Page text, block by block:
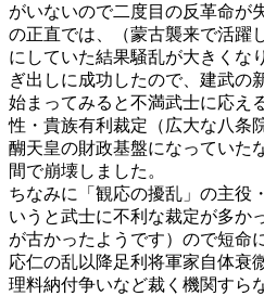
がいないので二度目の反革命が
の正直では、（蒙古襲来で活躍
にしていた結果騒乱が大きくな
ぎ出しに成功したので、建武の
始まってみると不満武士に応え
性・貴族有利裁定（広大な八条
醐天皇の財政基盤になっていた
間で崩壊しました。
ちなみに「観応の擾乱」の主役
いうと武士に不利な裁定が多か
が古かったようです） ので短命
応仁の乱以降足利将軍家自体衰
理料納付争いなど裁く機関すら